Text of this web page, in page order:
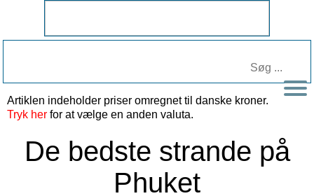
Artiklen indeholder priser omregnet til danske kroner.
Tryk her for at vælge en anden valuta.
De bedste strande på
Phuket